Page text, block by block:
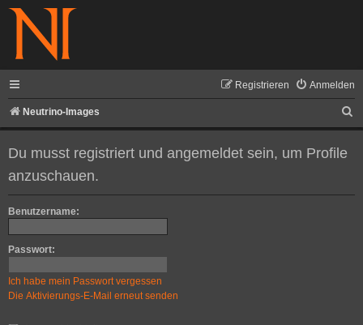
Anmelden
Registrieren
Neutrino-Images
u
e
Du musst registriert und angemeldet sein, um Profile
anzuschauen.
Benutzername:
Passwort:
Ich habe mein Passwort vergessen
Die Aktivierungs-E-Mail erneut senden